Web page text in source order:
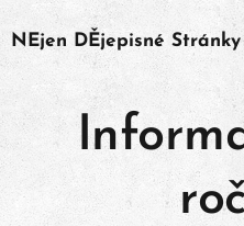
NEjen DĚjepisné Stránky